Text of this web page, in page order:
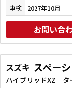
車検 2027年10月
お問い合
スズキ スペー